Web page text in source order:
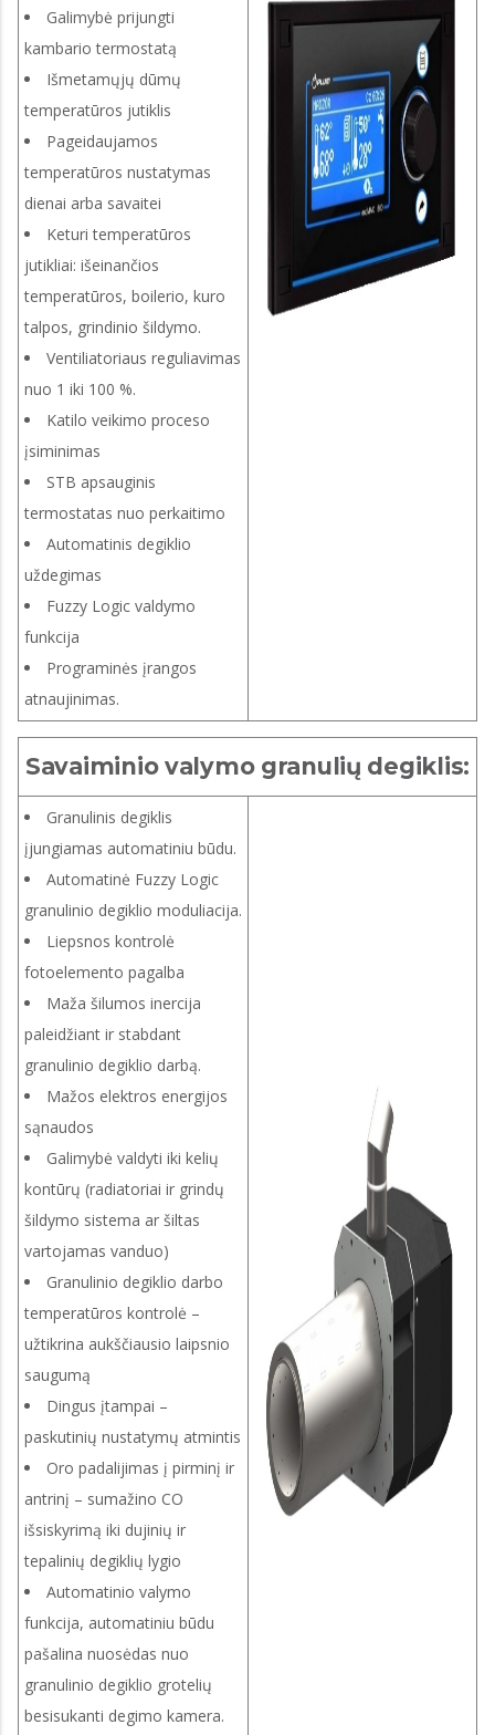
Galimybė prijungti
kambario termostatą
Išmetamųjų dūmų
temperatūros jutiklis
Pageidaujamos
temperatūros nustatymas
dienai arba savaitei
Keturi temperatūros
jutikliai: išeinančios
temperatūros, boilerio, kuro
talpos, grindinio šildymo.
Ventiliatoriaus reguliavimas
nuo 1 iki 100 %.
Katilo veikimo proceso
įsiminimas
STB apsauginis
termostatas nuo perkaitimo
Automatinis degiklio
uždegimas
Fuzzy Logic valdymo
funkcija
Programinės įrangos
atnaujinimas.
Savaiminio valymo granulių degiklis:
Granulinis degiklis
įjungiamas automatiniu būdu.
Automatinė Fuzzy Logic
granulinio degiklio moduliacija.
Liepsnos kontrolė
fotoelemento pagalba
Maža šilumos inercija
paleidžiant ir stabdant
granulinio degiklio darbą.
Mažos elektros energijos
sąnaudos
Galimybė valdyti iki kelių
kontūrų (radiatoriai ir grindų
šildymo sistema ar šiltas
vartojamas vanduo)
Granulinio degiklio darbo
temperatūros kontrolė –
užtikrina aukščiausio laipsnio
saugumą
Dingus įtampai –
paskutinių nustatymų atmintis
Oro padalijimas į pirminį ir
antrinį – sumažino CO
išsiskyrimą iki dujinių ir
tepalinių degiklių lygio
Automatinio valymo
funkcija, automatiniu būdu
pašalina nuosėdas nuo
granulinio degiklio grotelių
besisukanti degimo kamera.